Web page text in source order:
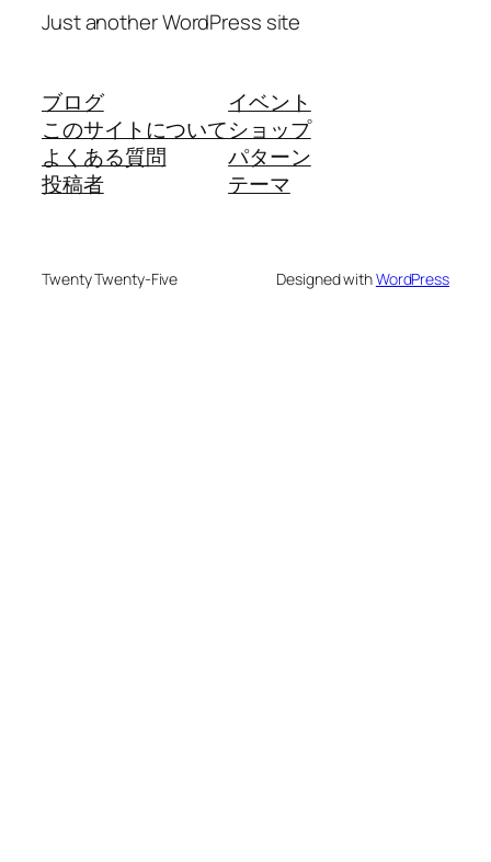
Just another WordPress site
ブログ
このサイトについて
よくある質問
投稿者
イベント
ショップ
パターン
テーマ
Twenty Twenty-Five Designed withWordPress